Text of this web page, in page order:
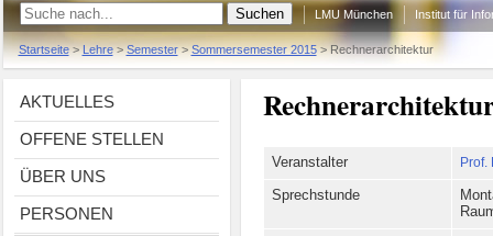
LMU München Institut für
Startseite>Lehre>Semester>Sommersemester 2015>Rechnerarchitektur
AKTUELLES
OFFENE STELLEN
ÜBER UNS
PERSONEN
Veranstalter Prof.
Sprechstunde